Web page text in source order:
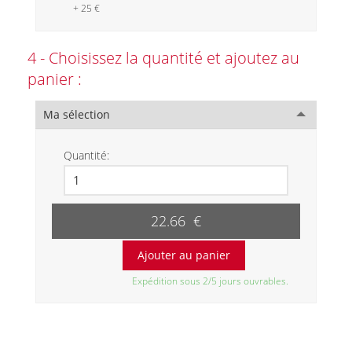
+ 25 €
4 - Choisissez la quantité et ajoutez au
panier :
Ma sélection
Quantité:
22.66 €
Expédition sous 2/5 jours ouvrables.